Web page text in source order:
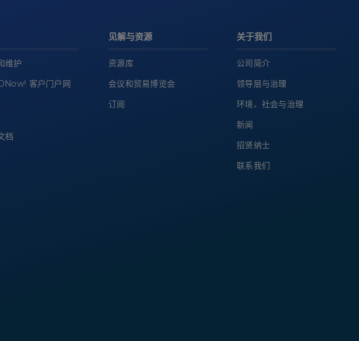
维护
客户门户网
档
见解与资源
资源库
会议和贸易博览会
订阅
关于我们
公司简介
领导层与治理
环境、社会与治理
新闻
招贤纳士
联系我们